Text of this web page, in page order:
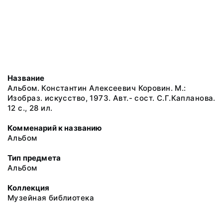
Название
Альбом. Константин Алексеевич Коровин. М.:
Изобраз. искусство, 1973. Авт.- сост. С.Г.Капланова.
12 с., 28 ил.
Комменарий к названию
Альбом
Тип предмета
Альбом
Коллекция
Музейная библиотека